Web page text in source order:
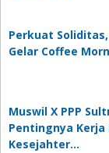
Perkuat
Gelar Coffee
Muswil X PPP
Pentingnya
Kesejahter…